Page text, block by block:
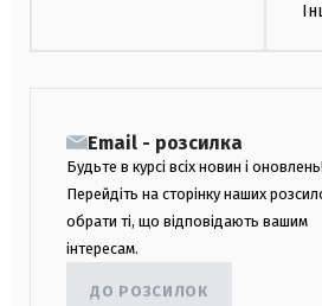
Email - розсилка
Будьте в курсі всіх новин і оновлень!
Перейдіть на сторінку наших
обрати ті, що відповідають вашим
інтересам.
ДО РОЗСИЛОК